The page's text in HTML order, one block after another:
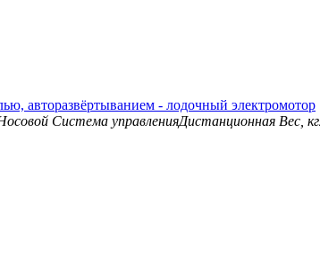
авторазвёртыванием - лодочный электромотор
Система управленияДистанционная Вес, кг